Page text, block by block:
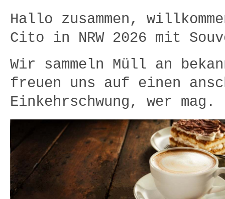
Hallo zusammen,
Cito in NRW 2026 mit
Wir sammeln Müll an
freuen uns auf einen
Einkehrschwung, wer mag.